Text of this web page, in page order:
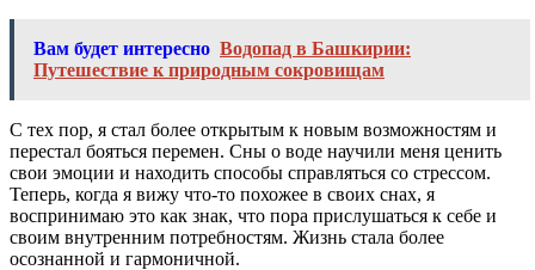
Вам будет интересно Водопад в Башкирии:
Путешествие к природным сокровищам
С тех пор, я стал более открытым к новым возможностям и
перестал бояться перемен. Сны о воде научили меня ценить
свои эмоции и находить способы справляться со стрессом.
Теперь, когда я вижу что-то похожее в своих снах, я
воспринимаю это как знак, что пора прислушаться к себе и
своим внутренним потребностям. Жизнь стала более
осознанной и гармоничной.